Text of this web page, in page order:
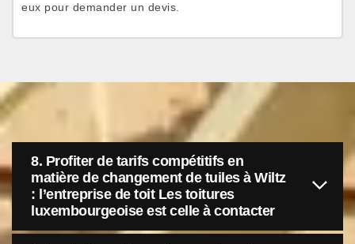
eux pour demander un devis.
8. Profiter de tarifs compétitifs en
matière de changement de tuiles à Wiltz
: l’entreprise de toit Les toitures
luxembourgeoise est celle à contacter